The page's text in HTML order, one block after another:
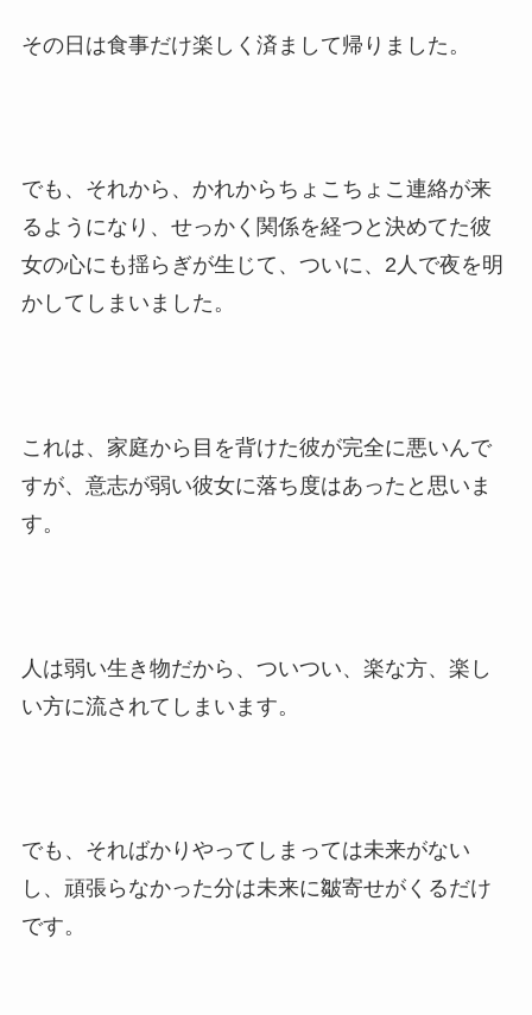
その日は食事だけ楽しく済まして帰りました。
でも、それから、かれからちょこちょこ連絡が来
るようになり、せっかく関係を経つと決めてた彼
女の心にも揺らぎが生じて、ついに、2人で夜を明
かしてしまいました。
これは、家庭から目を背けた彼が完全に悪いんで
すが、意志が弱い彼女に落ち度はあったと思いま
す。
人は弱い生き物だから、ついつい、楽な方、楽し
い方に流されてしまいます。
でも、そればかりやってしまっては未来がない
し、頑張らなかった分は未来に皺寄せがくるだけ
です。